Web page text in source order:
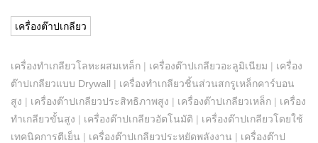
เครื่องต๊าปเกลียว
เครื่องทำเกลียวโลหะผสมเหล็ก | เครื่องต๊าปเกลียวอะลูมิเนียม | เครื่อง
ต๊าปเกลียวแบบ Drywall | เครื่องทำเกลียวชิ้นส่วนสกรูเหล็กคาร์บอน
สูง | เครื่องต๊าปเกลียวประสิทธิภาพสูง | เครื่องต๊าปเกลียวเหล็ก | เครื่อง
ทำเกลียวขั้นสูง | เครื่องต๊าปเกลียวอัตโนมัติ | เครื่องต๊าปเกลียวโดยใช้
เทคนิคการตีเย็น | เครื่องต๊าปเกลียวประหยัดพลังงาน | เครื่องต๊าป